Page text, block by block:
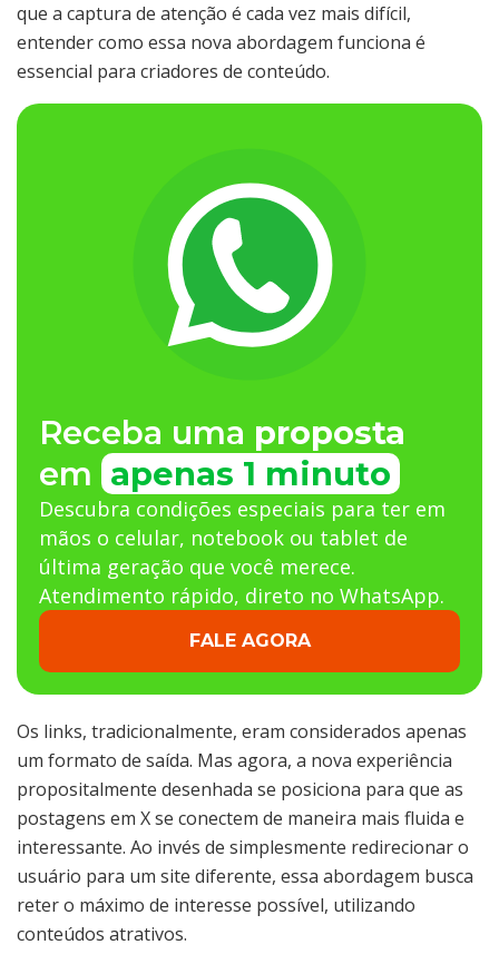
que a captura de atenção é cada vez mais difícil,
entender como essa nova abordagem funciona é
essencial para criadores de conteúdo.
Receba uma proposta
em apenas 1 minuto
Descubra condições especiais para ter em
mãos o celular, notebook ou tablet de
última geração que você merece.
Atendimento rápido, direto no WhatsApp.
FALE AGORA
Os links, tradicionalmente, eram considerados apenas
um formato de saída. Mas agora, a nova experiência
propositalmente desenhada se posiciona para que as
postagens em X se conectem de maneira mais fluida e
interessante. Ao invés de simplesmente redirecionar o
usuário para um site diferente, essa abordagem busca
reter o máximo de interesse possível, utilizando
conteúdos atrativos.